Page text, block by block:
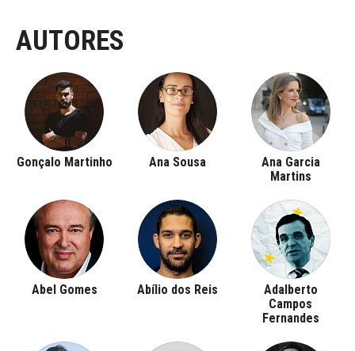
AUTORES
Gonçalo Martinho Ana Sousa
Ana Garcia
Martins
Abel Gomes Abílio dos Reis
Adalberto
Campos
Fernandes